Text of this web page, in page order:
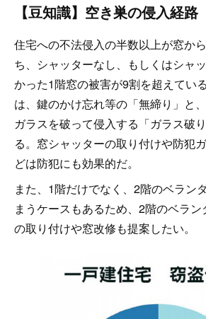
【豆知識】空き巣の侵入経
住宅への不法侵入の半数以上が窓か
ち、シャッターなし、もしくはシャ
かった1階窓の被害が9割を超えてい
は、鍵のかけ忘れ等の「無締り」と
ガラスを破って侵入する「ガラス破
る。窓シャッターの取り付けや防犯
どは防犯にも効果的だ。
また、1階だけでなく、2階のベラン
まうケースもあるため、2階のベラ
の取り付けや窓改修も提案したい。